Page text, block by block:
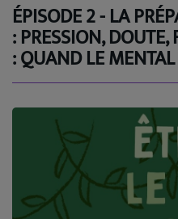
Radio
EMISSIONS
EVÈNEMENTS
Podcast
UN HAVRE DE CULTURE
ÉPISODE 2 - LA
: PRESSION,
: QUAND LE